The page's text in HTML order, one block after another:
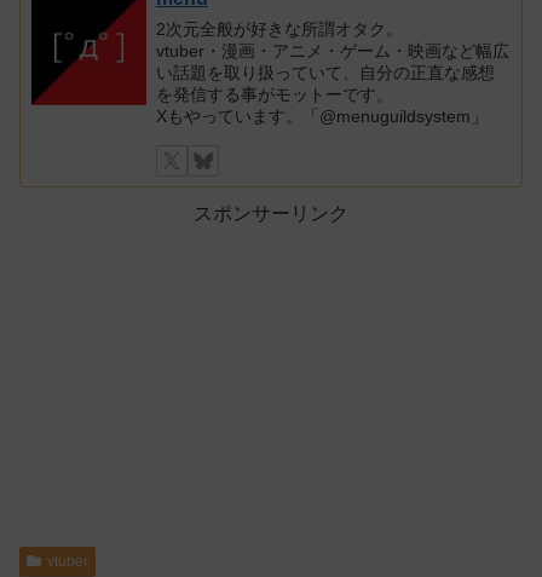
2次元全般が好きな所謂オタク。
vtuber・漫画・アニメ・ゲーム・映画など幅広
い話題を取り扱っていて、自分の正直な感想
を発信する事がモットーです。
Xもやっています。「@menuguildsystem」
スポンサーリンク
vtuber